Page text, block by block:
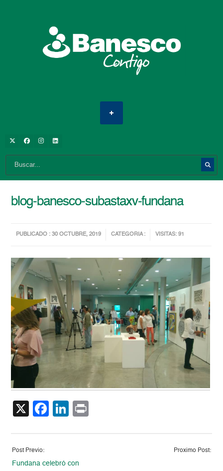
blog-banesco-subastaxv-fundana
PUBLICADO : 30 OCTUBRE, 2019 CATEGORIA : VISITAS: 91
X Facebook
LinkedIn
Post Previo:
Fundana celebró con
Proximo Post: